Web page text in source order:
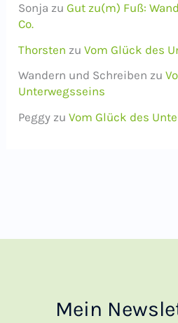
Sonja zuGut zu(m) Fuß:
Co.
Thorsten zuVom Glück des
Wandern und Schreiben zu
Unterwegsseins
Peggy zuVom Glück des
Mein